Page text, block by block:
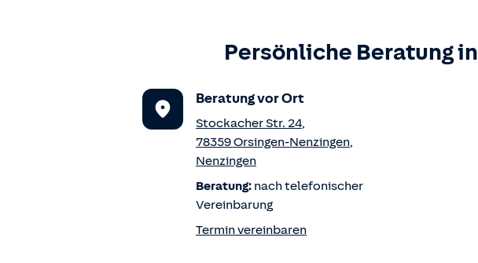
Persönliche Beratung in
Beratung vor Ort
Stockacher Str. 24,
78359Orsingen-Nenzingen,
Nenzingen
Beratung: nach telefonischer
Vereinbarung
Termin vereinbaren